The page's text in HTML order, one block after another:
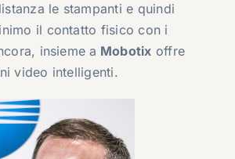
le stampanti e quindi
il contatto fisico con i
insieme a Mobotix offre
video intelligenti.